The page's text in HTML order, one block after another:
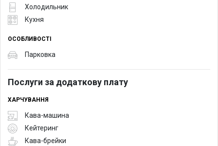
Холодильник
Кухня
ОСОБЛИВОСТІ
Парковка
Послуги за додаткову плату
ХАРЧУВАННЯ
Кава-машина
Кейтеринг
Кава-брейки